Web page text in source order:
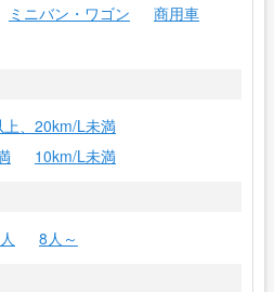
ミニバン・ワゴン
商用車
、20km/L未満
10km/L未満
8人～